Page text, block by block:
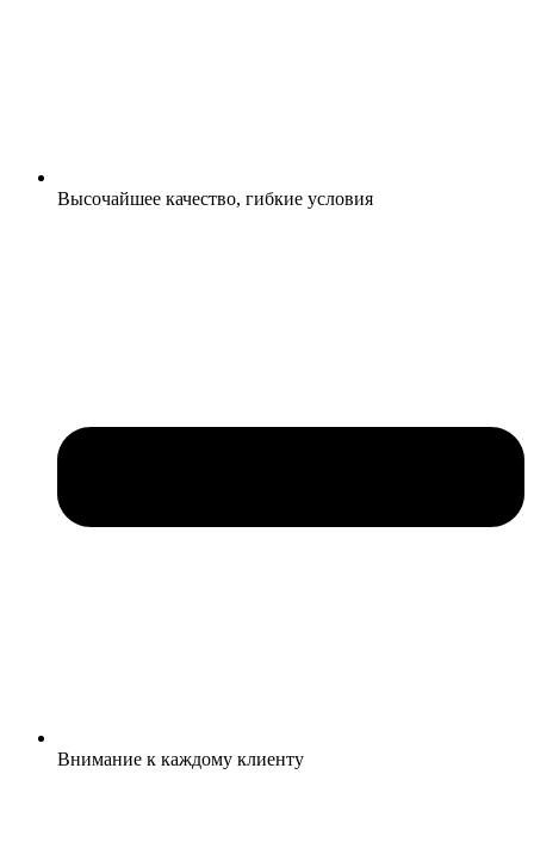
Высочайшее качество, гибкие условия
Внимание к каждому клиенту